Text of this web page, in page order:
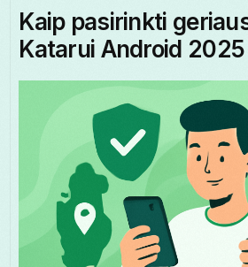
Lietuviškai
Kaip pasirinkti
Katarui Android